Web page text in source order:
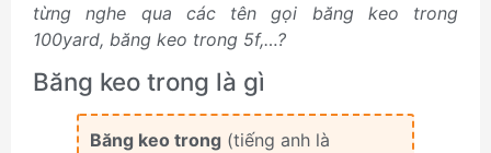
từng nghe qua các tên gọi băng keo trong
100yard, băng keo trong 5f,…?
Băng keo trong là gì
Băng keo trong (tiếng anh là